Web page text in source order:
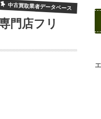
中古買取業者データベース
門店フリ